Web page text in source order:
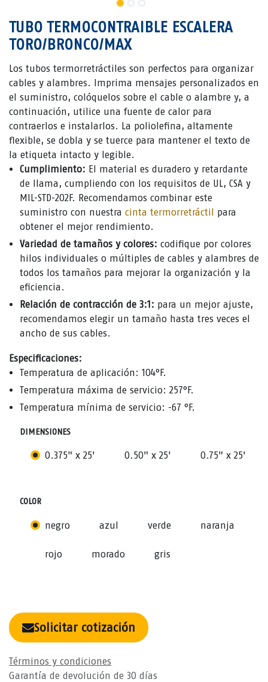
TUBO TERMOCONTRAIBLE ESCALERA
TORO/BRONCO/MAX
Los tubos termorretráctiles son perfectos para organizar
cables y alambres. Imprima mensajes personalizados en
el suministro, colóquelos sobre el cable o alambre y, a
continuación, utilice una fuente de calor para
contraerlos e instalarlos. La poliolefina, altamente
flexible, se dobla y se tuerce para mantener el texto de
la etiqueta intacto y legible.
Cumplimiento: El material es duradero y retardante
de llama, cumpliendo con los requisitos de UL, CSA y
MIL-STD-202F. Recomendamos combinar este
suministro con nuestra cinta termorretráctil
para
obtener el mejor rendimiento.
Variedad de tamaños y colores: codifique por colores
hilos individuales o múltiples de cables y alambres de
todos los tamaños para mejorar la organización y la
eficiencia.
Relación de contracción de 3:1: para un mejor ajuste,
recomendamos elegir un tamaño hasta tres veces el
ancho de sus cables.
Especificaciones:
Temperatura de aplicación: 104°F.
Temperatura máxima de servicio: 257°F.
Temperatura mínima de servicio: -67 °F.
DIMENSIONES
0.375" x 25' 0.50" x 25' 0.75" x 25'
COLOR
negro azul verde naranja
rojo morado gris
Solicitar cotización
Términos y condiciones
Garantía de devolución de 30 días